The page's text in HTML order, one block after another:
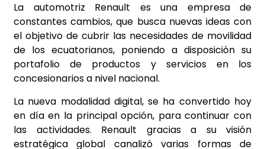
La automotriz Renault es una empresa de
constantes cambios, que busca nuevas ideas con
el objetivo de cubrir las necesidades de movilidad
de los ecuatorianos, poniendo a disposición su
portafolio de productos y servicios en los
concesionarios a nivel nacional.
La nueva modalidad digital, se ha convertido hoy
en día en la principal opción, para continuar con
las actividades. Renault gracias a su visión
estratégica global canalizó varias formas de